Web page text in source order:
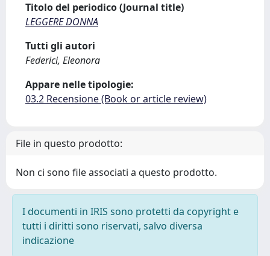
Titolo del periodico (Journal title)
LEGGERE DONNA
Tutti gli autori
Federici, Eleonora
Appare nelle tipologie:
03.2 Recensione (Book or article review)
File in questo prodotto:
Non ci sono file associati a questo prodotto.
I documenti in IRIS sono protetti da copyright e
tutti i diritti sono riservati, salvo diversa
indicazione